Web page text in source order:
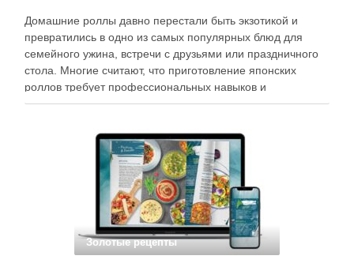
Домашние роллы давно перестали быть экзотикой и
превратились в одно из самых популярных блюд для
семейного ужина, встречи с друзьями или праздничного
стола. Многие считают, что приготовление японских
роллов требует профессиональных навыков и
специального оборудования, однако на практике сделать
кухне. Главное — …
Золотые рецепты